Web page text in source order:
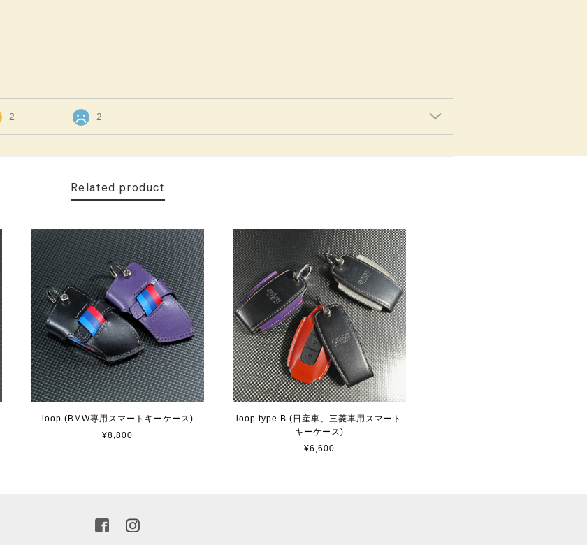
2 2
Related product
loop (BMW専用スマートキーケース)
¥8,800
loop type B (日産車、三菱車用スマート
キーケース)
¥6,600